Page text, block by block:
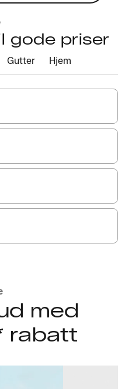
gode priser
Gutter Hjem
med
rabatt